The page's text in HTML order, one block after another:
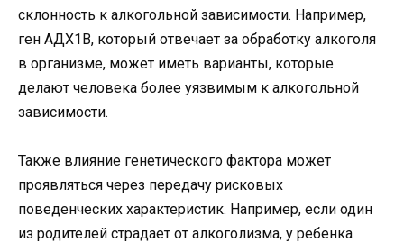
склонность к алкогольной зависимости. Например,
ген АДХ1В, который отвечает за обработку алкоголя
в организме, может иметь варианты, которые
делают человека более уязвимым к алкогольной
зависимости.
Также влияние генетического фактора может
проявляться через передачу рисковых
поведенческих характеристик. Например, если один
из родителей страдает от алкоголизма, у ребенка